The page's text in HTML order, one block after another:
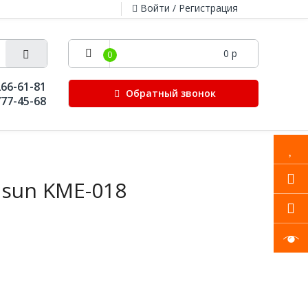
Войти / Регистрация
0 0 р
61-81
45-68
Обратный звонок
KME-018